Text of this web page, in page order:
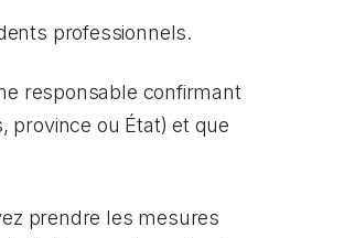
professionnels.
responsable confirmant
province ou État) et que
prendre les mesures